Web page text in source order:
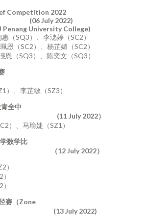
Competition 2022
2022)
Penang University College)
）、李潓婷（SC2）
（SC2）、杨芷媚（SC2）
（SQ3）、陈奕文（SQ3）
三语演讲比赛
、李芷敏（SZ3）
全中
2022）
）、马瑜婕（SZ1）
数学比
（12 July 2022）
赛（Zone
July 2022)